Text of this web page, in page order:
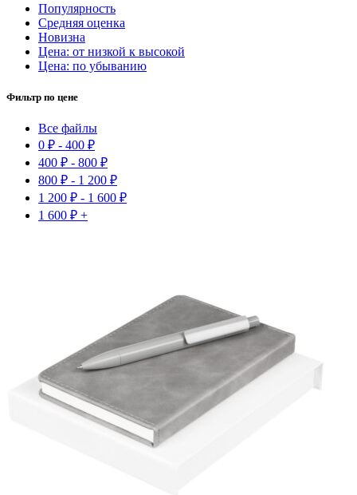
Популярность
Средняя оценка
Новизна
Цена: от низкой к высокой
Цена: по убыванию
Фильтр по цене
Все файлы
0 ₽ - 400 ₽
400 ₽ - 800 ₽
800 ₽ - 1 200 ₽
1 200 ₽ - 1 600 ₽
1 600 ₽ +